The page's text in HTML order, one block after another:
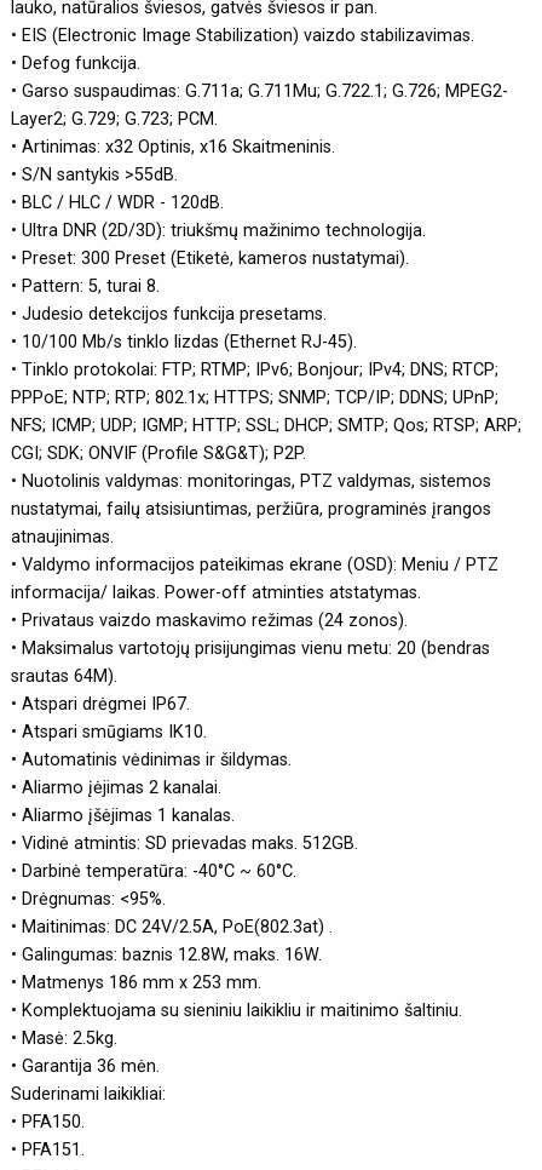
lauko, natūralios šviesos, gatvės šviesos ir pan.
• EIS (Electronic Image Stabilization) vaizdo stabilizavimas.
• Defog funkcija.
• Garso suspaudimas: G.711a; G.711Mu; G.722.1; G.726; MPEG2-
Layer2; G.729; G.723; PCM.
• Artinimas: x32 Optinis, x16 Skaitmeninis.
• S/N santykis >55dB.
• BLC / HLC / WDR - 120dB.
• Ultra DNR (2D/3D): triukšmų mažinimo technologija.
• Preset: 300 Preset (Etiketė, kameros nustatymai).
• Pattern: 5, turai 8.
• Judesio detekcijos funkcija presetams.
• 10/100 Mb/s tinklo lizdas (Ethernet RJ-45).
• Tinklo protokolai: FTP; RTMP; IPv6; Bonjour; IPv4; DNS; RTCP;
PPPoE; NTP; RTP; 802.1x; HTTPS; SNMP; TCP/IP; DDNS; UPnP;
NFS; ICMP; UDP; IGMP; HTTP; SSL; DHCP; SMTP; Qos; RTSP; ARP;
CGI; SDK; ONVIF (Profile S&G&T); P2P.
• Nuotolinis valdymas: monitoringas, PTZ valdymas, sistemos
nustatymai, failų atsisiuntimas, peržiūra, programinės įrangos
atnaujinimas.
• Valdymo informacijos pateikimas ekrane (OSD): Meniu / PTZ
informacija/ laikas. Power-off atminties atstatymas.
• Privataus vaizdo maskavimo režimas (24 zonos).
• Maksimalus vartotojų prisijungimas vienu metu: 20 (bendras
srautas 64M).
• Atspari drėgmei IP67.
• Atspari smūgiams IK10.
• Automatinis vėdinimas ir šildymas.
• Aliarmo įėjimas 2 kanalai.
• Aliarmo įšėjimas 1 kanalas.
• Vidinė atmintis: SD prievadas maks. 512GB.
• Darbinė temperatūra: -40°C ~ 60°C.
• Drėgnumas: <95%.
• Maitinimas: DC 24V/2.5A, PoE(802.3at) .
• Galingumas: baznis 12.8W, maks. 16W.
• Matmenys 186 mm x 253 mm.
• Komplektuojama su sieniniu laikikliu ir maitinimo šaltiniu.
• Masė: 2.5kg.
• Garantija 36 mėn.
Suderinami laikikliai:
• PFA150.
• PFA151.